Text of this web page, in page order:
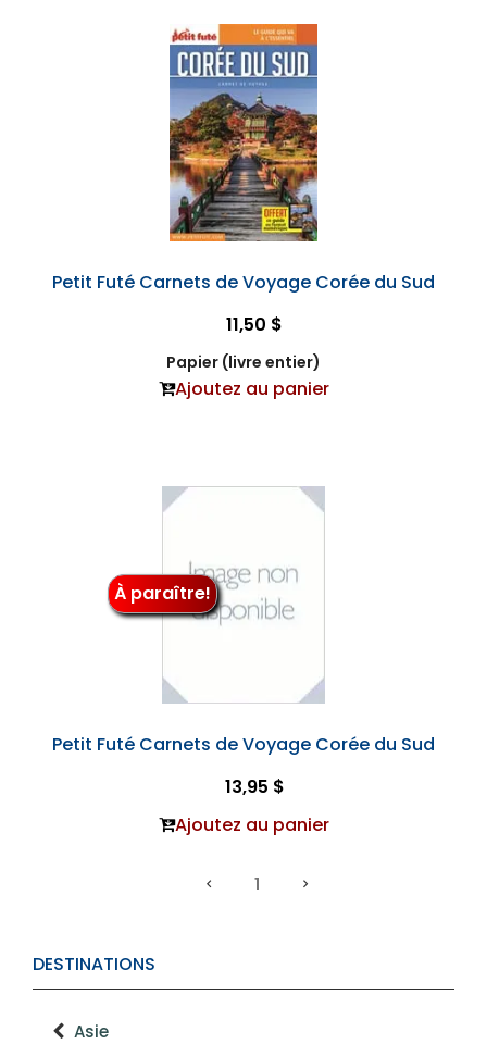
DESTINATIONS
Asie
Petit Futé Carnets de Voyage Corée du Sud
11,50 $
Papier (livre entier)
Ajoutez au panier
À paraître!
Petit Futé Carnets de Voyage Corée du Sud
13,95 $
Ajoutez au panier
1